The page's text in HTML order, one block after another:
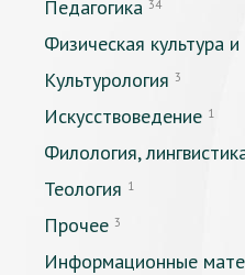
Педагогика 34
Физическая культура
Культурология 3
Искусствоведение 1
Филология,
Теология 1
Прочее 3
Информационные